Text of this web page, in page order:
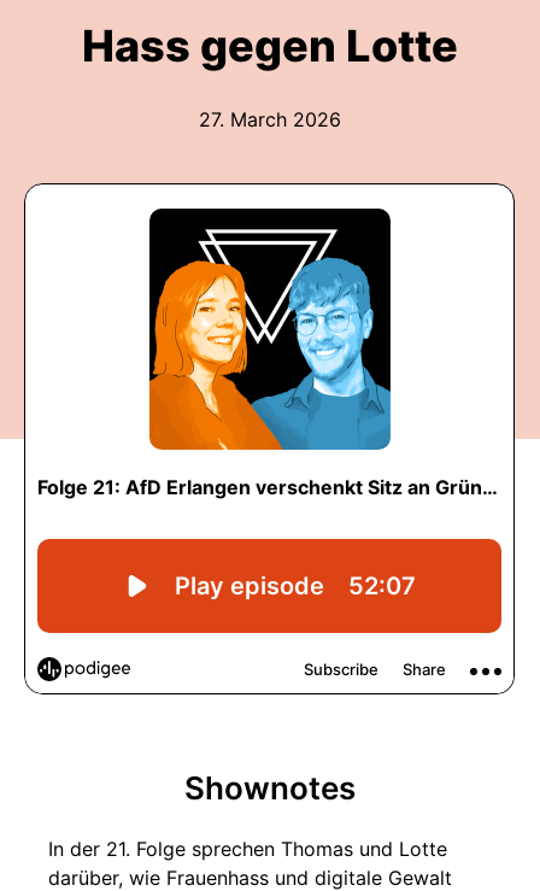
Hass gegen Lotte
27. March 2026
Shownotes
In der 21. Folge sprechen Thomas und Lotte
darüber, wie Frauenhass und digitale Gewalt